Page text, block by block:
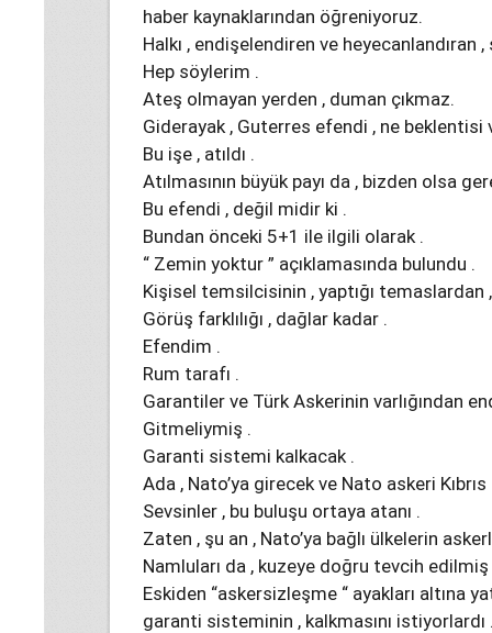
haber kaynaklarından öğreniyoruz.
Halkı , endişelendiren ve heyecanlandıran
Hep söylerim .
Ateş olmayan yerden , duman çıkmaz.
Giderayak , Guterres efendi , ne beklentisi
Bu işe , atıldı .
Atılmasının büyük payı da , bizden olsa
Bu efendi , değil midir ki .
Bundan önceki 5+1 ile ilgili olarak .
“ Zemin yoktur ” açıklamasında bulundu .
Kişisel temsilcisinin , yaptığı
Görüş farklılığı , dağlar kadar .
Efendim .
Rum tarafı .
Garantiler ve Türk Askerinin varlığından
Gitmeliymiş .
Garanti sistemi kalkacak .
Ada , Nato’ya girecek ve Nato askeri
Sevsinler , bu buluşu ortaya atanı .
Zaten , şu an , Nato’ya bağlı ülkelerin
Namluları da , kuzeye doğru tevcih
Eskiden “askersizleşme “ ayakları altına
garanti sisteminin , kalkmasını istiyorlardı